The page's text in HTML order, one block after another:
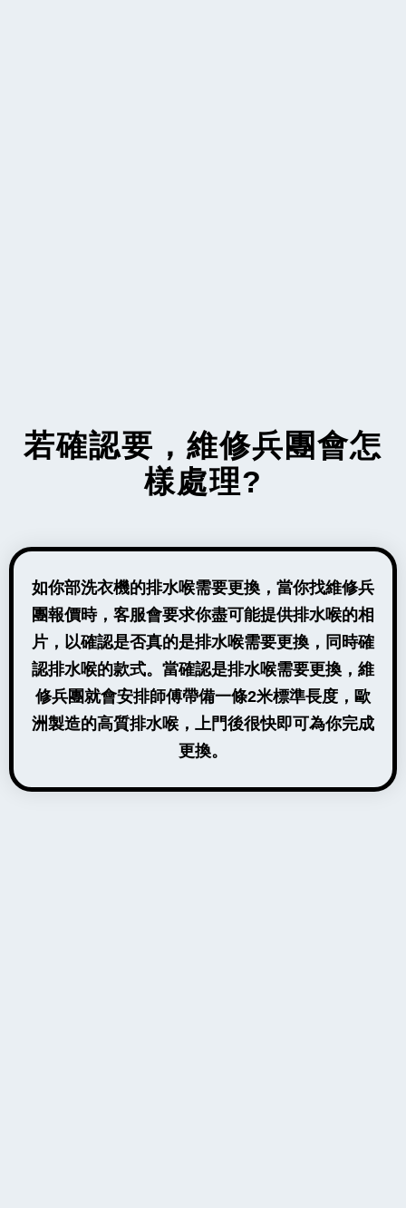
若確認要，維修兵團會怎
樣處理?
如你部洗衣機的排水喉需要更換，當你找維修兵
團報價時，客服會要求你盡可能提供排水喉的相
片，以確認是否真的是排水喉需要更換，同時確
認排水喉的款式。當確認是排水喉需要更換，維
修兵團就會安排師傅帶備一條2米標準長度，歐
洲製造的高質排水喉，上門後很快即可為你完成
更換。